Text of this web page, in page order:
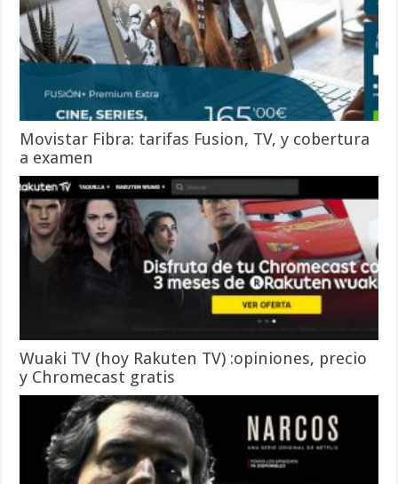
Movistar Fibra: tarifas Fusion, TV, y cobertura
a examen
Wuaki TV (hoy Rakuten TV) :opiniones, precio
y Chromecast gratis